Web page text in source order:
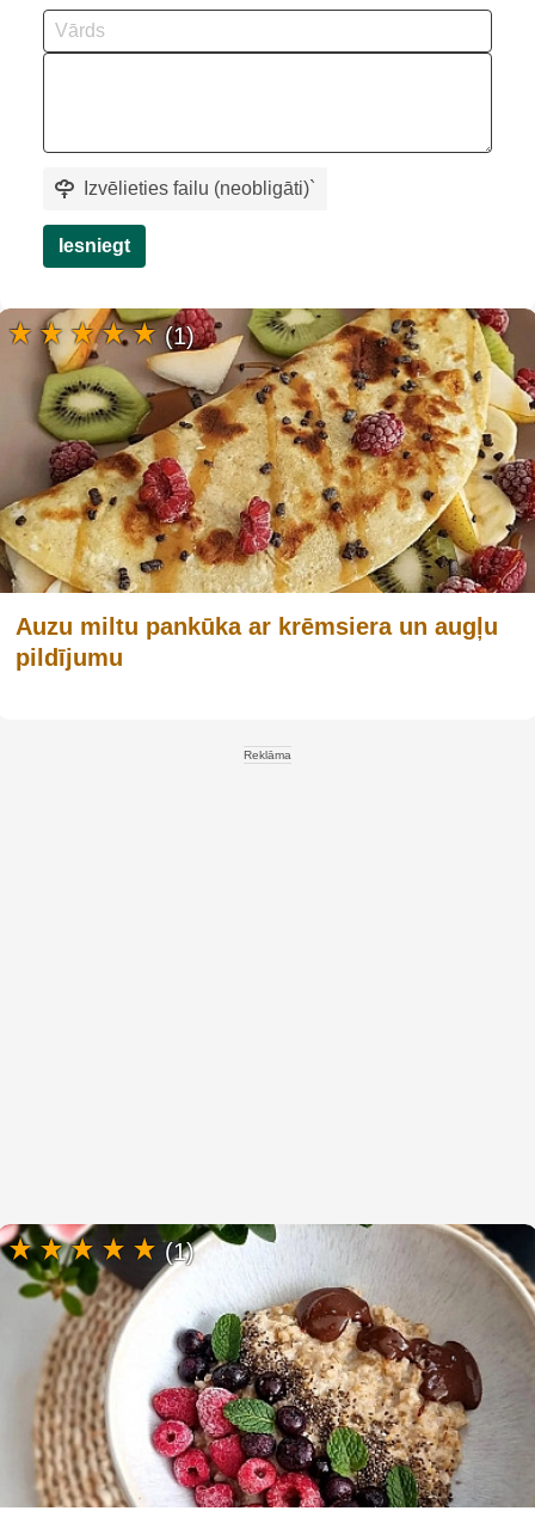
Izvēlieties failu (neobligāti)`
Iesniegt
Auzu miltu pankūka ar krēmsiera un augļu
pildījumu
(1)
Reklāma
(1)